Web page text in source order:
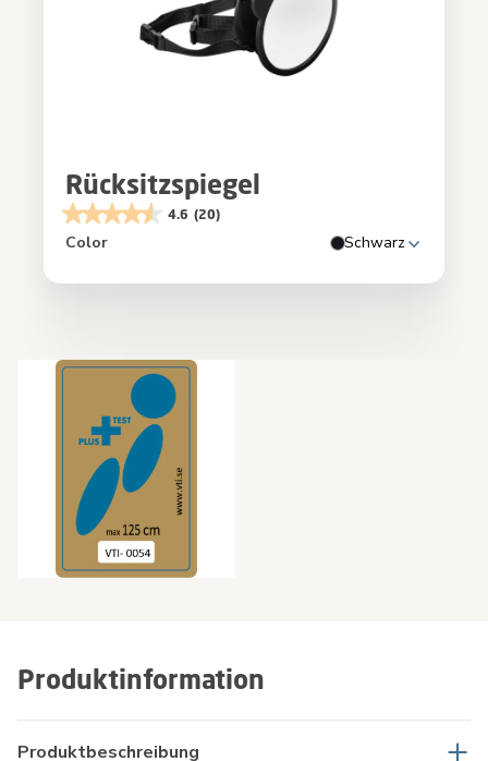
Produktinformation
Produktbeschreibung
Rücksitzspiegel
4.6 (20)
Color Schwarz